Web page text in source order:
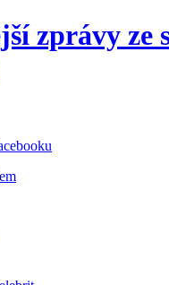
zprávy ze